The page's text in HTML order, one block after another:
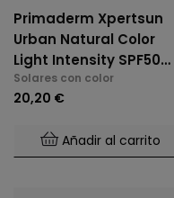
Primaderm Xpertsun
Urban Natural Color
Light Intensity SPF50
50ml
Solares con color
20,20 €
Añadir al carrito